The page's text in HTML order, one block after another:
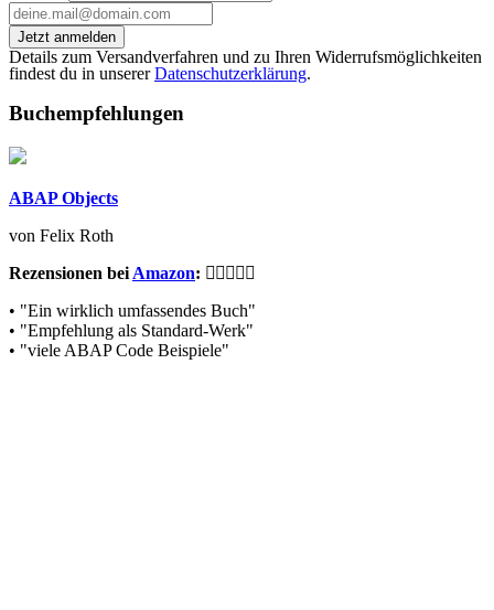
Jetzt anmelden
Details zum Versandverfahren und zu Ihren Widerrufsmöglichkeiten
findest du in unsererDatenschutzerklärung.
Buchempfehlungen
ABAP Objects
von Felix Roth
Rezensionen bei Amazon:
• "Ein wirklich umfassendes Buch"
• "Empfehlung als Standard-Werk"
• "viele ABAP Code Beispiele"